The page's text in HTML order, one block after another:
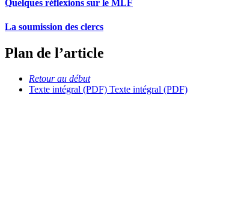
Quelques réflexions sur le MLF
La soumission des clercs
Plan de l’article
Retour au début
Texte intégral (PDF) Texte intégral (PDF)